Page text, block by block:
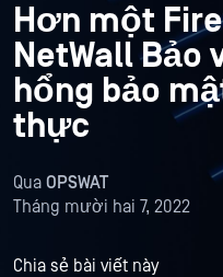
Hơn một
NetWall Bảo
hổng bảo
thực
Qua OPSWAT
Tháng mười hai 7, 2022
Chia sẻ bài viết này